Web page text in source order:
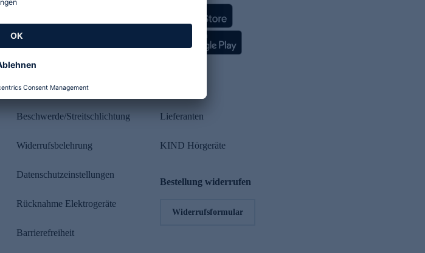
Rechtliches
Beschwerde/Streitschlichtung
Widerrufsbelehrung
Datenschutzeinstellungen
Rücknahme Elektrogeräte
Barrierefreiheit
Lieferanten
KIND Hörgeräte
Bestellung widerrufen
Widerrufsformular